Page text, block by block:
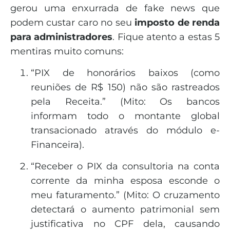
gerou uma enxurrada de fake news que
podem custar caro no seu imposto de renda
para administradores. Fique atento a estas 5
mentiras muito comuns:
“PIX de honorários baixos (como
reuniões de R$ 150) não são rastreados
pela Receita.” (Mito: Os bancos
informam todo o montante global
transacionado através do módulo e-
Financeira).
“Receber o PIX da consultoria na conta
corrente da minha esposa esconde o
meu faturamento.” (Mito: O cruzamento
detectará o aumento patrimonial sem
justificativa no CPF dela, causando